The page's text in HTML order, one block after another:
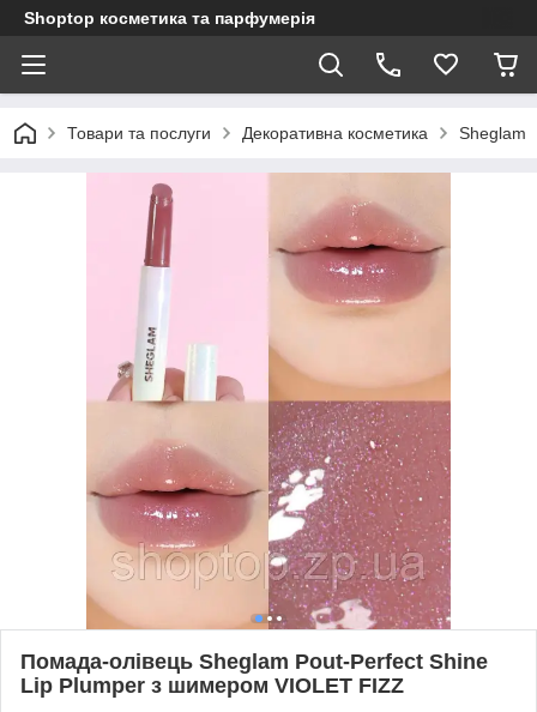
Shoptop косметика та парфумерія
Товари та послуги Декоративна косметика Sheglam
Помада-олівець Sheglam Pout-Perfect Shine
Lip Plumper з шимером VIOLET FIZZ